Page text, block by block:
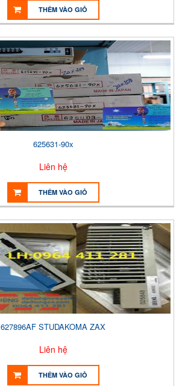
THÊM VÀO GIỎ
625631-90x
Liên hệ
THÊM VÀO GIỎ
627896AF STUDAKOMA ZAX
Liên hệ
THÊM VÀO GIỎ